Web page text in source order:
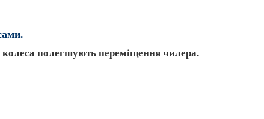
полегшують переміщення чилера.